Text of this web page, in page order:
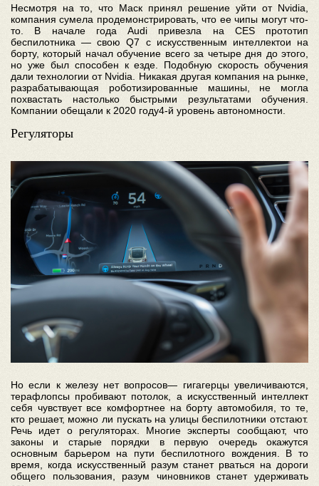
Несмотря на то, что Маск принял решение уйти от Nvidia,
компания сумела продемонстрировать, что ее чипы могут что-
то. В начале года Audi привезла на CES прототип
беспилотника — свою Q7 с искусственным интеллектои на
борту, который начал обучение всего за четыре дня до этого,
но уже был способен к езде. Подобную скорость обучения
дали технологии от Nvidia. Никакая другая компания на рынке,
разрабатывающая роботизированные машины, не могла
похвастать настолько быстрыми результатами обучения.
Компании обещали к 2020 году4-й уровень автономности.
Регуляторы
Но если к железу нет вопросов— гигагерцы увеличиваются,
терафлопсы пробивают потолок, а искусственный интеллект
себя чувствует все комфортнее на борту автомобиля, то те,
кто решает, можно ли пускать на улицы беспилотники отстают.
Речь идет о регуляторах. Многие эксперты сообщают, что
законы и старые порядки в первую очередь окажутся
основным барьером на пути беспилотного вождения. В то
время, когда искусственный разум станет рваться на дороги
общего пользования, разум чиновников станет удерживать